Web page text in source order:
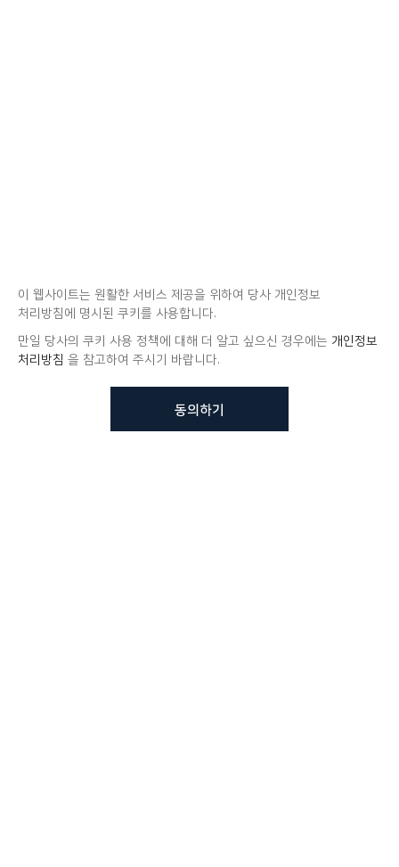
이 웹사이트는 원활한 서비스 제공을 위하여 당사 개인정보
처리방침에 명시된 쿠키를 사용합니다.
만일 당사의 쿠키 사용 정책에 대해 더 알고 싶으신 경우에는 개인정보
처리방침 을 참고하여 주시기 바랍니다.
동의하기